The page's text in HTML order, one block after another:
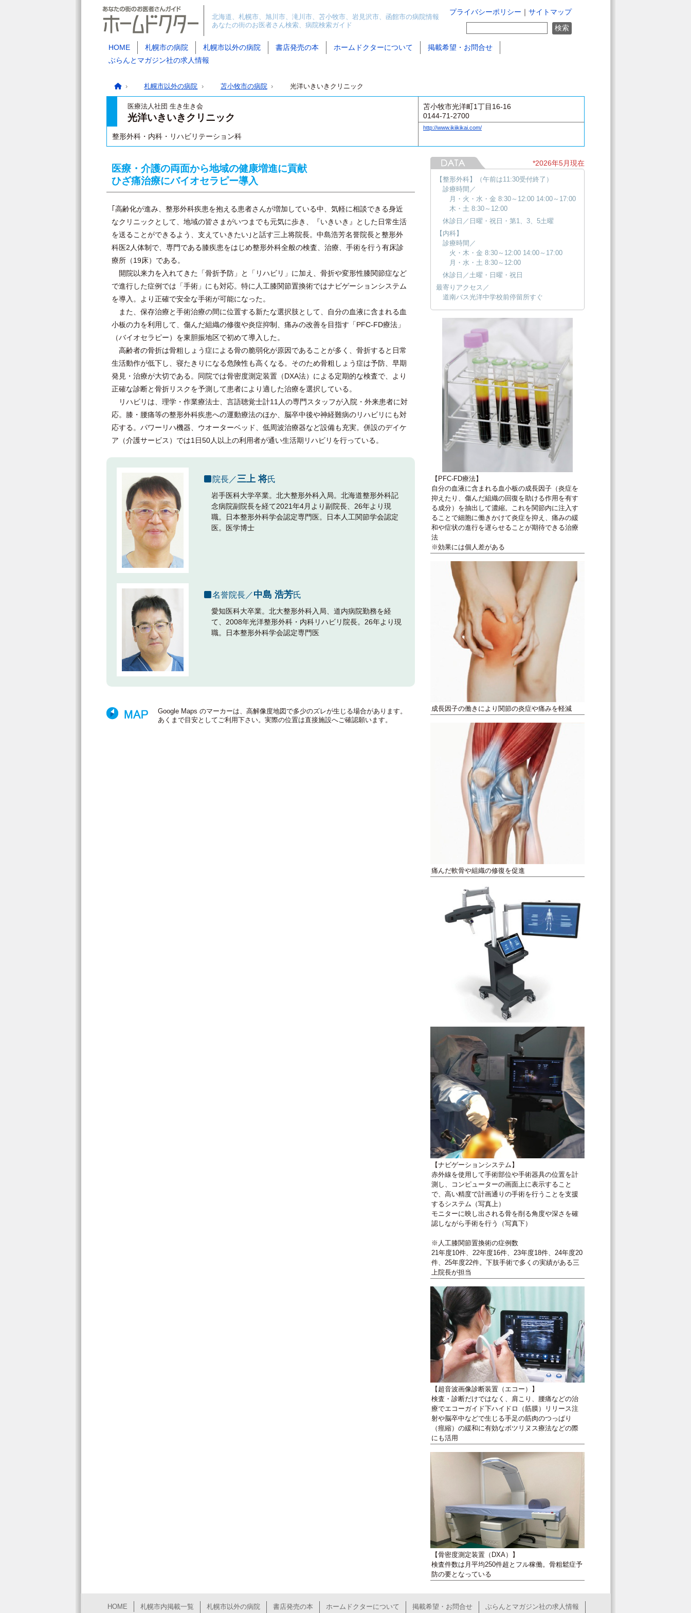
プライバシーポリシー サイトマップ
北海道、札幌市、旭川市、滝川市、苫小牧市、岩見沢市、函館市の病院情報
あなたの街のお医者さん検索、病院検索ガイド
HOME 札幌市の病院 札幌市以外の病院 書店発売の本 ホームドクターについて
掲載希望・お問合せ
ぶらんとマガジン社の求人情報
札幌市以外の病院 苫小牧市の病院 光洋いきいきクリニック
医療法人社団 生き生き会
光洋いきいきクリニック
整形外科・内科・リハビリテーション科
苫小牧市光洋町1丁目16-16
0144-71-2700
http://www.ikiikikai.com/
医療・介護の両面から地域の健康増進に貢献
ひざ痛治療にバイオセラピー導入
｢高齢化が進み、整形外科疾患を抱える患者さんが増加している中、気軽に相談できる身近
なクリニックとして、地域の皆さまがいつまでも元気に歩き、『いきいき』とした日常生活
を送ることができるよう、支えていきたい｣と話す三上将院長。中島浩芳名誉院長と整形外
科医2人体制で、専門である膝疾患をはじめ整形外科全般の検査、治療、手術を行う有床診
療所（19床）である。
開院以来力を入れてきた「骨折予防」と「リハビリ」に加え、骨折や変形性膝関節症など
で進行した症例では「手術」にも対応。特に人工膝関節置換術ではナビゲーションシステム
を導入。より正確で安全な手術が可能になった。
また、保存治療と手術治療の間に位置する新たな選択肢として、自分の血液に含まれる血
小板の力を利用して、傷んだ組織の修復や炎症抑制、痛みの改善を目指す「PFC-FD療法」
（バイオセラピー）を東胆振地区で初めて導入した。
高齢者の骨折は骨粗しょう症による骨の脆弱化が原因であることが多く、骨折すると日常
生活動作が低下し、寝たきりになる危険性も高くなる。そのため骨粗しょう症は予防、早期
発見・治療が大切である。同院では骨密度測定装置（DXA法）による定期的な検査で、より
正確な診断と骨折リスクを予測して患者により適した治療を選択している。
リハビリは、理学・作業療法士、言語聴覚士計11人の専門スタッフが入院・外来患者に対
応。膝・腰痛等の整形外科疾患への運動療法のほか、脳卒中後や神経難病のリハビリにも対
応する。パワーリハ機器、ウオーターベッド、低周波治療器など設備も充実。併設のデイケ
ア（介護サービス）では1日50人以上の利用者が通い生活期リハビリを行っている。
院長／三上 将氏
岩手医科大学卒業。北大整形外科入局。北海道整形外科記
念病院副院長を経て2021年4月より副院長、26年より現
職。日本整形外科学会認定専門医。日本人工関節学会認定
医。医学博士
名誉院長／中島 浩芳氏
愛知医科大卒業。北大整形外科入局、道内病院勤務を経
て、2008年光洋整形外科・内科リハビリ院長。26年より現
職。日本整形外科学会認定専門医
Google Maps のマーカーは、高解像度地図で多少のズレが生じる場合があります。
あくまで目安としてご利用下さい。実際の位置は直接施設へご確認願います。
*2026年5月現在
【整形外科】（午前は11:30受付終了）
診療時間／
月・火・水・金 8:30～12:00 14:00～17:00
木・土 8:30～12:00
休診日／日曜・祝日・第1、3、5土曜
【内科】
診療時間／
火・木・金 8:30～12:00 14:00～17:00
月・水・土 8:30～12:00
休診日／土曜・日曜・祝日
最寄りアクセス／
道南バス光洋中学校前停留所すぐ
【PFC-FD療法】
自分の血液に含まれる血小板の成長因子（炎症を
抑えたり、傷んだ組織の回復を助ける作用を有す
る成分）を抽出して濃縮。これを関節内に注入す
ることで細胞に働きかけて炎症を抑え、痛みの緩
和や症状の進行を遅らせることが期待できる治療
法
※効果には個人差がある
成長因子の働きにより関節の炎症や痛みを軽減
痛んだ軟骨や組織の修復を促進
【ナビゲーションシステム】
赤外線を使用して手術部位や手術器具の位置を計
測し、コンピューターの画面上に表示すること
で、高い精度で計画通りの手術を行うことを支援
するシステム（写真上）
モニターに映し出される骨を削る角度や深さを確
認しながら手術を行う（写真下）
※人工膝関節置換術の症例数
21年度10件、22年度16件、23年度18件、24年度20
件、25年度22件。下肢手術で多くの実績がある三
上院長が担当
【超音波画像診断装置（エコー）】
検査・診断だけではなく、肩こり、腰痛などの治
療でエコーガイド下ハイドロ（筋膜）リリース注
射や脳卒中などで生じる手足の筋肉のつっぱり
（痙縮）の緩和に有効なボツリヌス療法などの際
にも活用
【骨密度測定装置（DXA）】
検査件数は月平均250件超とフル稼働。骨粗鬆症予
防の要となっている
HOME 札幌市内掲載一覧 札幌市以外の病院 書店発売の本 ホームドクターについて 掲載希望・お問合せ ぶらんとマガジン社の求人情報